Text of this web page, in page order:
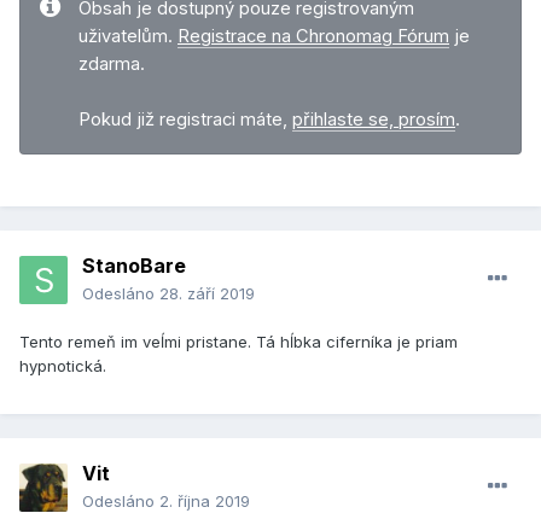
Obsah je dostupný pouze registrovaným
uživatelům. Registrace na Chronomag Fórum je
zdarma.
Pokud již registraci máte, přihlaste se, prosím.
StanoBare
Odesláno 28. září 2019
Tento remeň im veĺmi pristane. Tá hĺbka ciferníka je priam
hypnotická.
Vit
Odesláno 2. října 2019